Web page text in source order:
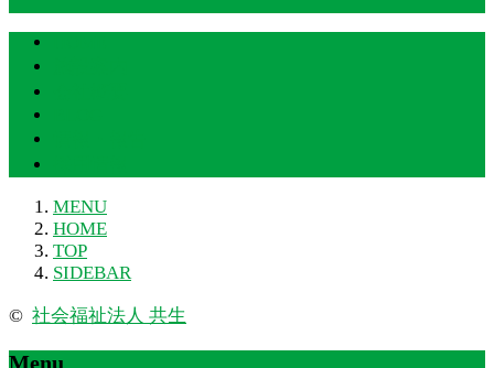
MENU
HOME
TOP
SIDEBAR
© 社会福祉法人 共生
Menu